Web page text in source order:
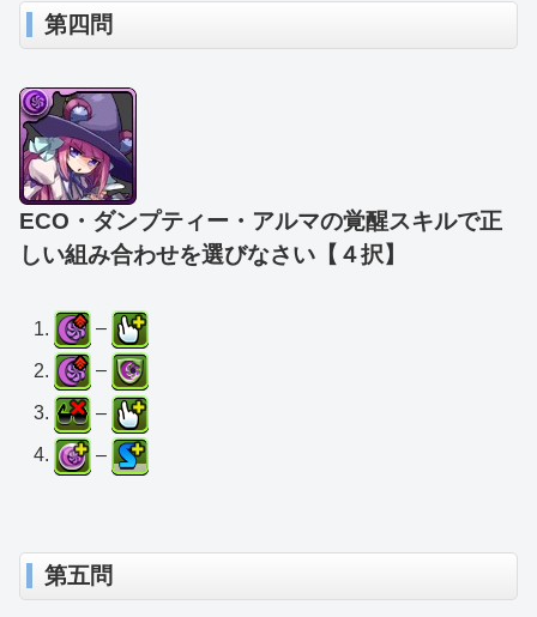
第四問
ECO・ダンプティー・アルマの覚醒スキルで正
しい組み合わせを選びなさい【４択】
–
–
–
–
第五問